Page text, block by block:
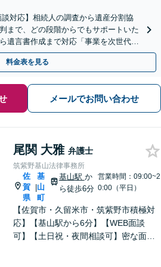
談対応】相続人の調査から遺産分割協
まで、どの段階からでもサポートいた
遺言書作成まで対応「事業を次世代に
ート」【完全個室相談】
料金表を見る
メールでお問い合わせ
尾関 大雅 弁護士
筑紫野基山法律事務所
佐
賀
県
|
基
山
町
基山駅 か
ら徒歩6分
営業時間：09:00~2
0:00（平日）
【佐賀市・久留米市・筑紫野市積極対
応】【基山駅から6分】【WEB面談
可】【土日祝・夜間相談可】密な面談